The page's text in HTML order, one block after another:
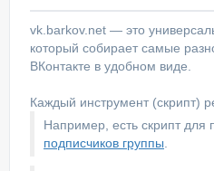
vk.barkov.net — это
который собирает самые
ВКонтакте в удобном виде.
Каждый инструмент (скрипт)
Например, есть скрипт для
подписчиков группы